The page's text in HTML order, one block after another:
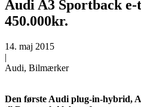
Audi A3 Sportback
450.000kr.
14. maj 2015
|
Audi, Bilmærker
Den første Audi plug-in-hybrid,